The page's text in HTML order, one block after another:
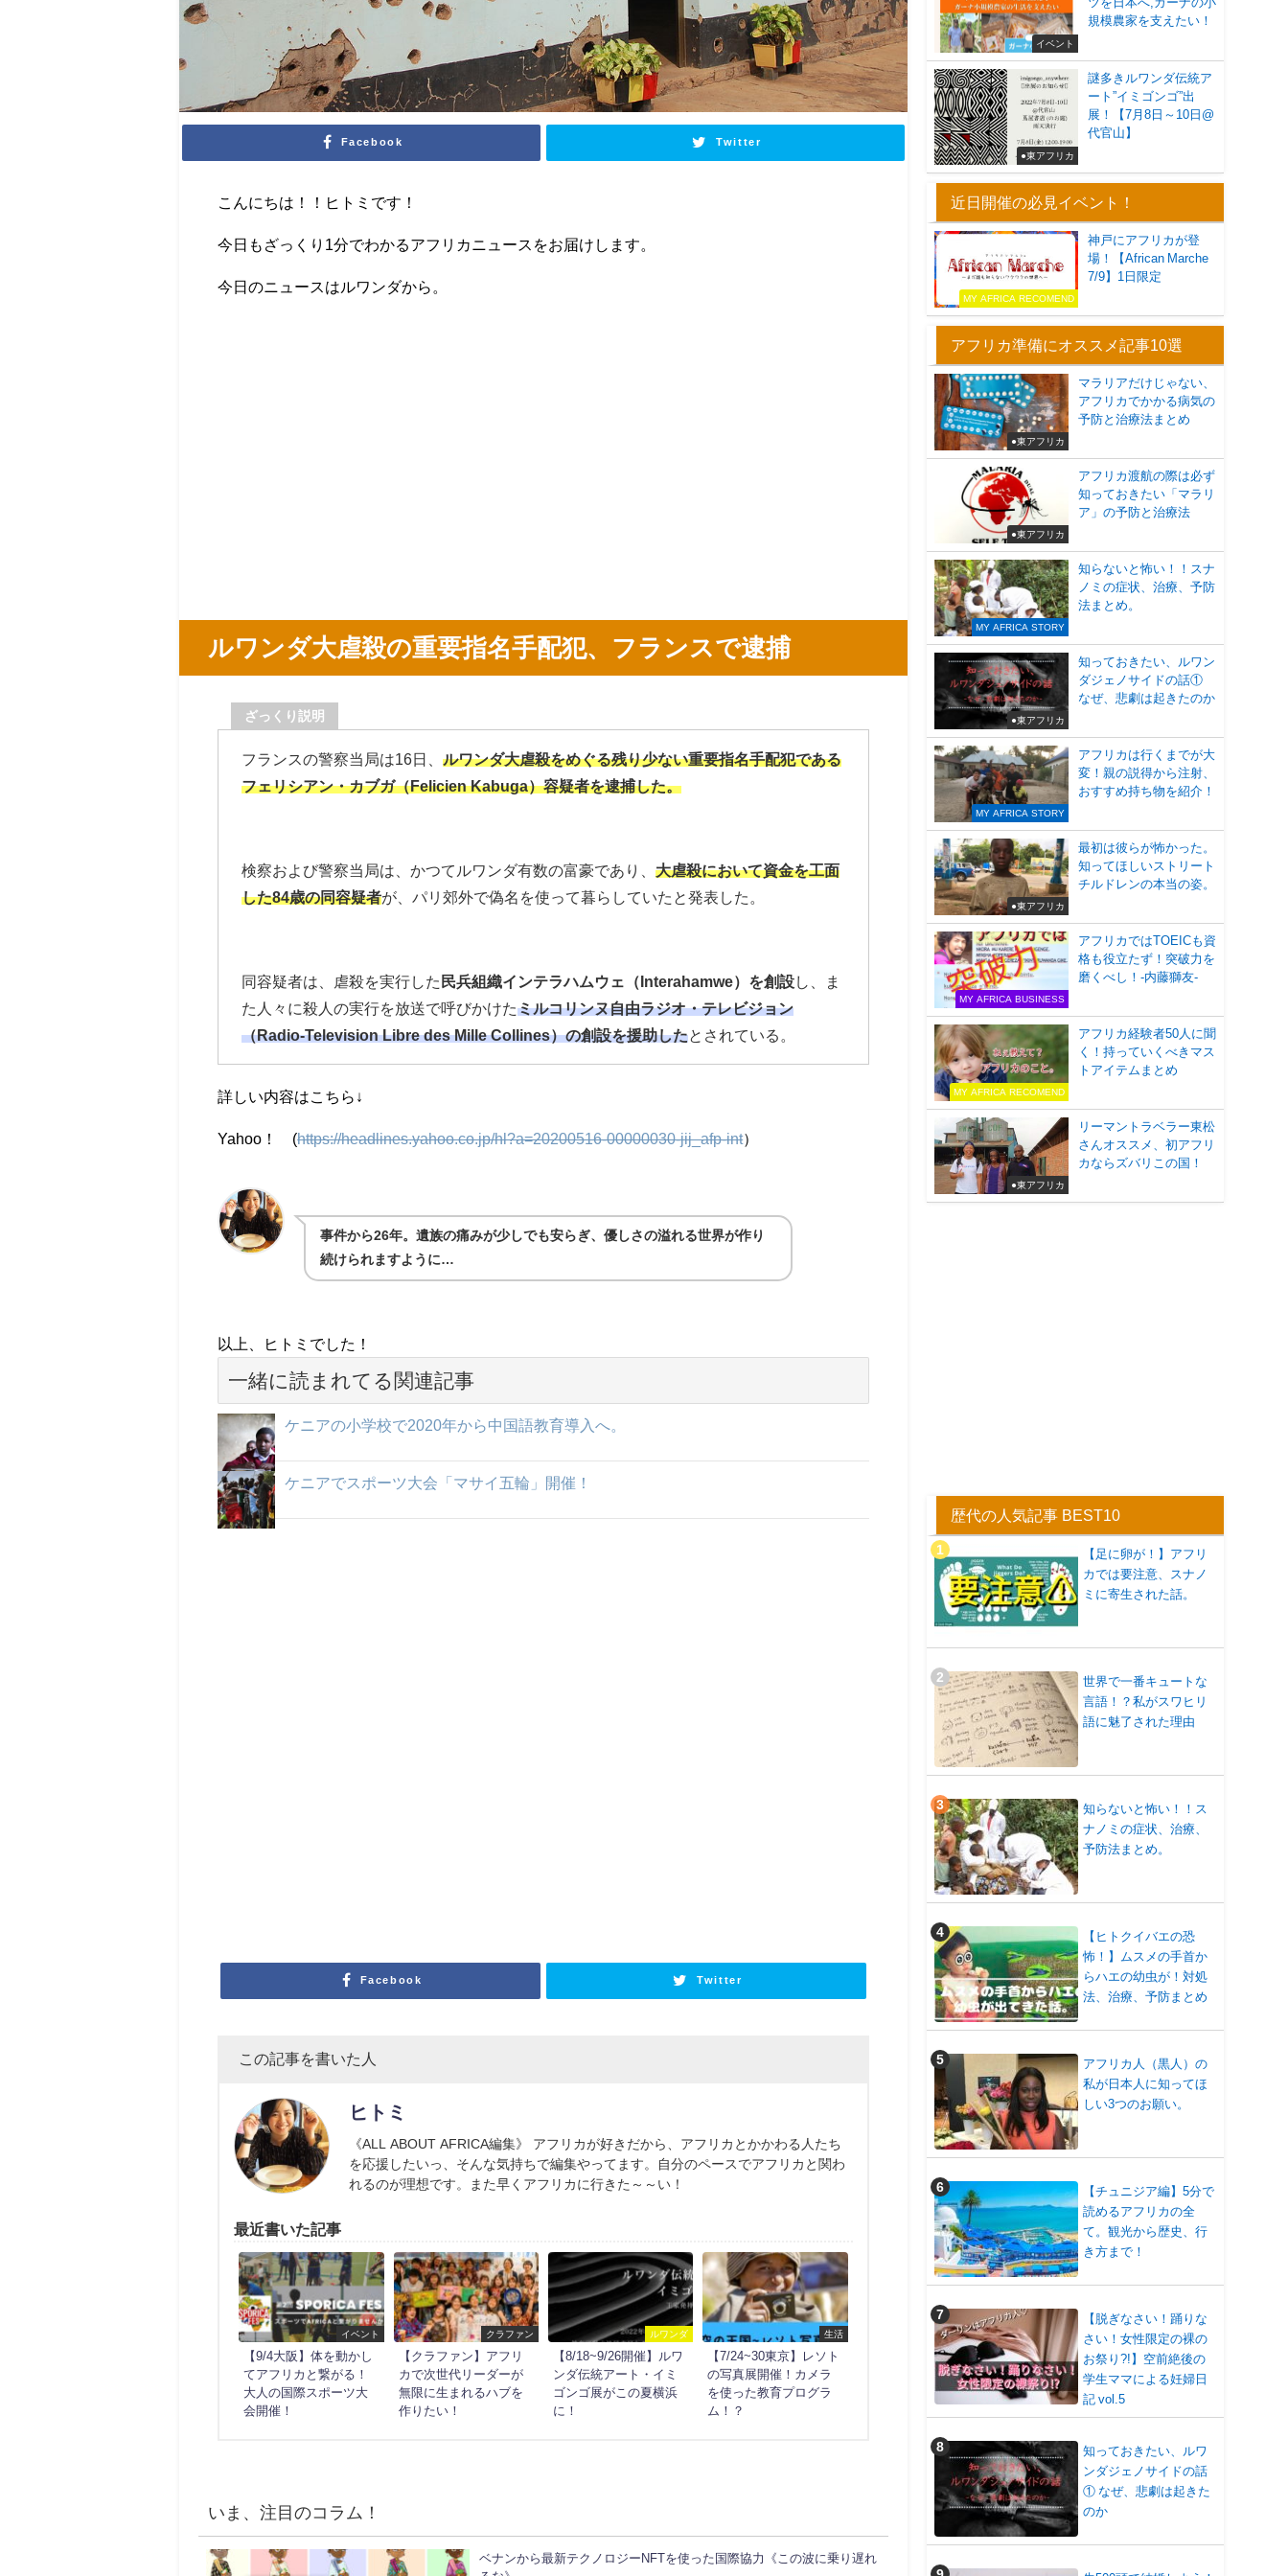
Facebook Twitter
こんにちは！！ヒトミです！
今日もざっくり1分でわかるアフリカニュースをお届けします。
今日のニュースはルワンダから。
ルワンダ大虐殺の重要指名手配犯、フランスで逮捕
ざっくり説明
フランスの警察当局は16日、ルワンダ大虐殺をめぐる残り少ない重要指名手配犯である
フェリシアン・カブガ（Felicien Kabuga）容疑者を逮捕した。
検察および警察当局は、かつてルワンダ有数の富豪であり、大虐殺において資金を工面
した84歳の同容疑者が、パリ郊外で偽名を使って暮らしていたと発表した。
同容疑者は、虐殺を実行した 民兵組織インテラハムウェ（Interahamwe）を創設し、
ま
た人々に殺人の実行を放送で呼びかけたミルコリンヌ自由ラジオ・テレビジョン
（Radio-Television Libre des Mille Collines）の創設を援助したとされている。
詳しい内容はこちら↓
Yahoo！ (https://headlines.yahoo.co.jp/hl?a=20200516-00000030-jij_afp-int）
事件から26年。遺族の痛みが少しでも安らぎ、優しさの溢れる世界が作り
続けられますように…
以上、ヒトミでした！
一緒に読まれてる関連記事
ケニアの小学校で2020年から中国語教育導入へ。
ケニアでスポーツ大会「マサイ五輪」開催！
Facebook Twitter
この記事を書いた人
ヒトミ
《ALL ABOUT AFRICA編集》 アフリカが好きだから、アフリカとかかわる人たち
を応援したいっ、そんな気持ちで編集やってます。自分のペースでアフリカと関わ
れるのが理想です。また早くアフリカに行きた～～い！
最近書いた記事
イベント
【9/4大阪】体を動かし
てアフリカと繋がる！
大人の国際スポーツ大
会開催！
クラファン
【クラファン】アフリ
カで次世代リーダーが
無限に生まれるハブを
作りたい！
ルワンダ
【8/18~9/26開催】ルワ
ンダ伝統アート・イミ
ゴンゴ展がこの夏横浜
に！
生活
【7/24~30東京】レソト
の写真展開催！カメラ
を使った教育プログラ
ム！？
いま、注目のコラム！
ベナンから最新テクノロジーNFTを使った国際協力《この波に乗り遅れ
イベント
規模農家を支えたい！
●東アフリカ
謎多きルワンダ伝統ア
ート”イミゴンゴ”出
展！【7月8日～10日@
代官山】
近日開催の必見イベント！
MY AFRICA RECOMEND
神戸にアフリカが登
場！【African Marche
7/9】1日限定
アフリカ準備にオススメ記事10選
●東アフリカ
マラリアだけじゃない、
アフリカでかかる病気の
予防と治療法まとめ
●東アフリカ
アフリカ渡航の際は必ず
知っておきたい「マラリ
ア」の予防と治療法
MY AFRICA STORY
知らないと怖い！！スナ
ノミの症状、治療、予防
法まとめ。
●東アフリカ
知っておきたい、ルワン
ダジェノサイドの話①
なぜ、悲劇は起きたのか
MY AFRICA STORY
アフリカは行くまでが大
変！親の説得から注射、
おすすめ持ち物を紹介！
●東アフリカ
最初は彼らが怖かった。
知ってほしいストリート
チルドレンの本当の姿。
MY AFRICA BUSINESS
アフリカではTOEICも資
格も役立たず！突破力を
磨くべし！-内藤獅友-
MY AFRICA RECOMEND
アフリカ経験者50人に聞
く！持っていくべきマス
トアイテムまとめ
●東アフリカ
リーマントラベラー東松
さんオススメ、初アフリ
カならズバリこの国！
歴代の人気記事 BEST10
【足に卵が！】アフリ
カでは要注意、スナノ
ミに寄生された話。
世界で一番キュートな
言語！？私がスワヒリ
語に魅了された理由
知らないと怖い！！ス
ナノミの症状、治療、
予防法まとめ。
【ヒトクイバエの恐
怖！】ムスメの手首か
らハエの幼虫が！対処
法、治療、予防まとめ
アフリカ人（黒人）の
私が日本人に知ってほ
しい3つのお願い。
【チュニジア編】5分で
読めるアフリカの全
て。観光から歴史、行
き方まで！
【脱ぎなさい！踊りな
さい！女性限定の裸の
お祭り?!】空前絶後の
学生ママによる妊婦日
記 vol.5
知っておきたい、ルワ
ンダジェノサイドの話
① なぜ、悲劇は起きた
のか